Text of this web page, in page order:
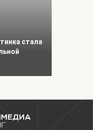
стала